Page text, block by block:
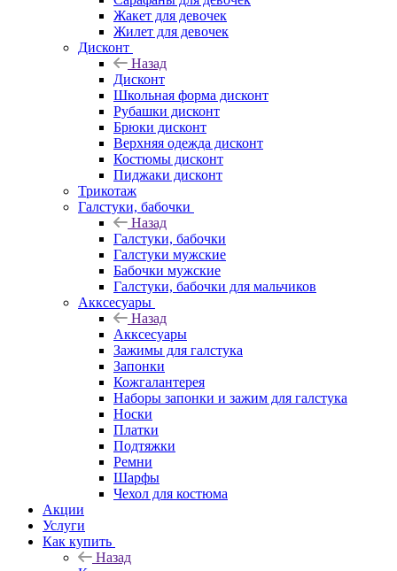
Жакет для девочек
Жилет для девочек
Дисконт
Назад
Дисконт
Школьная форма дисконт
Рубашки дисконт
Брюки дисконт
Верхняя одежда дисконт
Костюмы дисконт
Пиджаки дисконт
Трикотаж
Галстуки, бабочки
Назад
Галстуки, бабочки
Галстуки мужские
Бабочки мужские
Галстуки, бабочки для мальчиков
Акксесуары
Назад
Акксесуары
Зажимы для галстука
Запонки
Кожгалантерея
Наборы запонки и зажим для галстука
Носки
Платки
Подтяжки
Ремни
Шарфы
Чехол для костюма
Акции
Услуги
Как купить
Назад